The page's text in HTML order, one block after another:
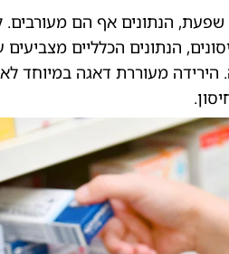
שפעת, הנתונים אף הם מעורבים.
מיליון חיסונים, הנתונים הכלליים
מעוררת דאגה במיוחד